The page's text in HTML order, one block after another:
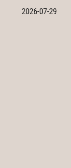
2026-07-29